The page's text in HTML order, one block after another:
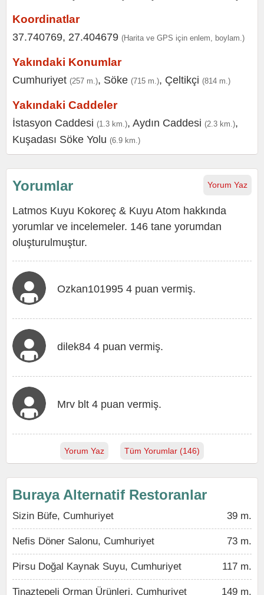
Koordinatlar
37.740769, 27.404679 (Harita ve GPS için enlem, boylam.)
Yakındaki Konumlar
Cumhuriyet (257 m.), Söke (715 m.), Çeltikçi (814 m.)
Yakındaki Caddeler
İstasyon Caddesi (1.3 km.), Aydın Caddesi (2.3 km.),
Kuşadası Söke Yolu (6.9 km.)
Yorum Yaz
Yorumlar
Latmos Kuyu Kokoreç & Kuyu Atom hakkında
yorumlar ve incelemeler. 146 tane yorumdan
oluşturulmuştur.
Ozkan101995 4 puan vermiş.
dilek84 4 puan vermiş.
Mrv blt 4 puan vermiş.
Yorum Yaz Tüm Yorumlar (146)
Buraya Alternatif Restoranlar
Sizin Büfe, Cumhuriyet 39 m.
Nefis Döner Salonu, Cumhuriyet 73 m.
Pirsu Doğal Kaynak Suyu, Cumhuriyet 117 m.
Tinaztepeli Orman Ürünleri, Cumhuriyet 149 m.